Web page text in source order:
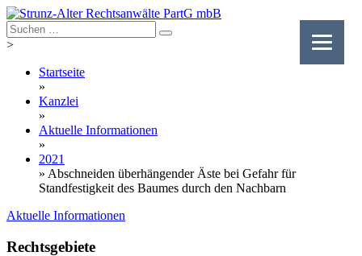
Skip
to
content
>
Startseite
»
Kanzlei
»
Aktuelle Informationen
»
2021
» Abschneiden überhängender Äste bei Gefahr für
Standfestigkeit des Baumes durch den Nachbarn
Aktuelle Informationen
Rechtsgebiete